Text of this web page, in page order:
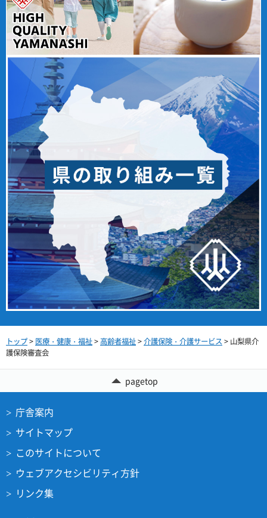
トップ> 医療・健康・福祉>高齢者福祉>介護保険・介護サービス > 山梨県介
護保険審査会
pagetop
庁舎案内
サイトマップ
このサイトについて
ウェブアクセシビリティ方針
リンク集